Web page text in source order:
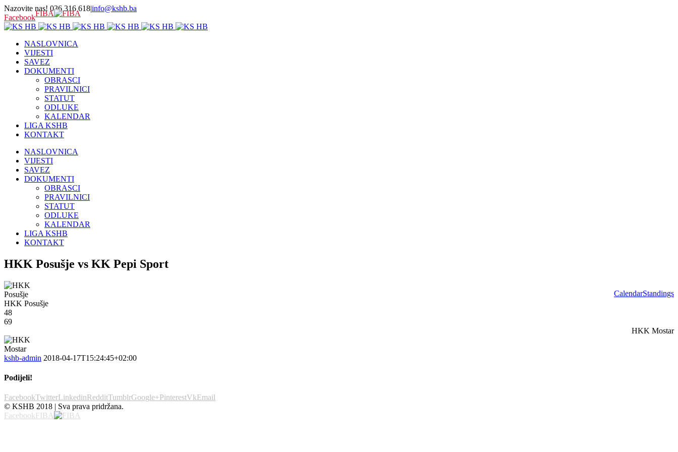
Nazovite nas! 036 316 618|info@kshb.ba
FacebookFIBA
NASLOVNICA
VIJESTI
SAVEZ
DOKUMENTI
OBRASCI
PRAVILNICI
STATUT
ODLUKE
KALENDAR
LIGA KSHB
KONTAKT
NASLOVNICA
VIJESTI
SAVEZ
DOKUMENTI
OBRASCI
PRAVILNICI
STATUT
ODLUKE
KALENDAR
LIGA KSHB
KONTAKT
HKK Posušje vs KK Pepi Sport
CalendarStandings
HKK Posušje
48
69
HKK Mostar
kshb-admin 2018-04-17T15:24:45+02:00
Podijeli!
FacebookTwitterLinkedinRedditTumblrGoogle+PinterestVkEmail
© KSHB 2018 | Sva prava pridržana.
FacebookFIBA